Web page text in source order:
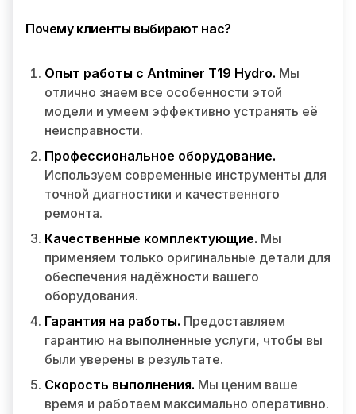
Почему клиенты выбирают нас?
Опыт работы с Antminer T19 Hydro. Мы
отлично знаем все особенности этой
модели и умеем эффективно устранять её
неисправности.
Профессиональное оборудование.
Используем современные инструменты для
точной диагностики и качественного
ремонта.
Качественные комплектующие. Мы
применяем только оригинальные детали для
обеспечения надёжности вашего
оборудования.
Гарантия на работы. Предоставляем
гарантию на выполненные услуги, чтобы вы
были уверены в результате.
Скорость выполнения. Мы ценим ваше
время и работаем максимально оперативно.